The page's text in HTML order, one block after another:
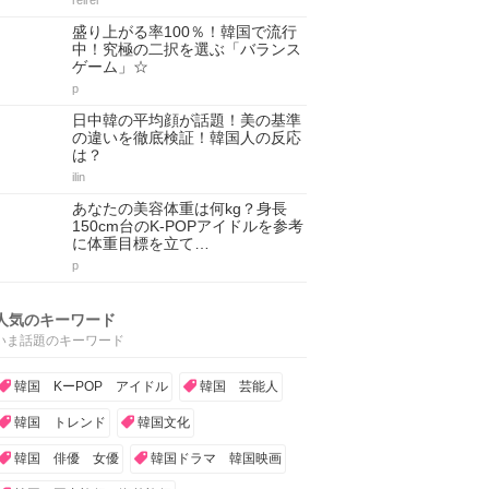
盛り上がる率100％！韓国で流行
中！究極の二択を選ぶ「バランス
ゲーム」☆
p
日中韓の平均顔が話題！美の基準
の違いを徹底検証！韓国人の反応
は？
ilin
あなたの美容体重は何kg？身長
150cm台のK-POPアイドルを参考
に体重目標を立て…
p
気のキーワード
ま話題のキーワード
韓国 KーPOP アイドル 韓国 芸能人
韓国 トレンド 韓国文化
韓国 俳優 女優 韓国ドラマ 韓国映画